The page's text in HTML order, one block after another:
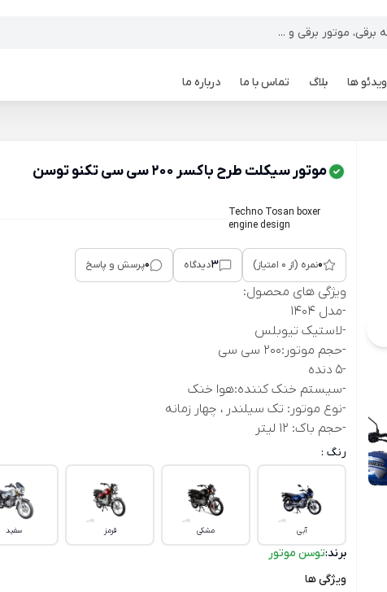
ویدئو ها بلاگ تماس با ما درباره ما
موتور سیکلت طرح باکسر 200 سی سی تکنو توسن
Techno Tosan boxer
engine design
0نمره (از 0 امتیاز) 3دیدگاه 0پرسش و پاسخ
ویژگی های محصول:
-مدل 1404
-لاستیک تیوبلس
-حجم موتور:200 سی سی
-5 دنده
-سیستم خنک کننده:هوا خنک
-نوع موتور: تک سیلندر ، چهار زمانه
-حجم باک: 12 لیتر
رنگ :
آبی مشکی قرمز سفید
برند:توسن موتور
ویژگی ها